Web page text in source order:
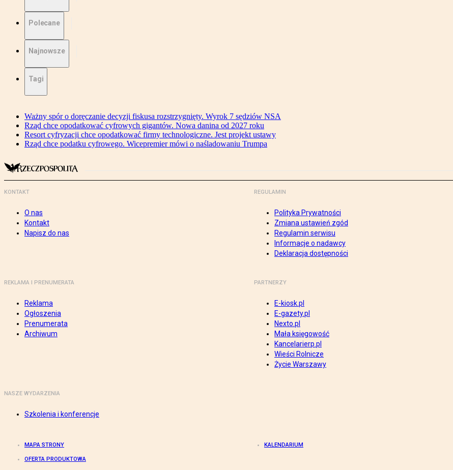
Polecane
Najnowsze
Tagi
Ważny spór o doręczanie decyzji fiskusa rozstrzygnięty. Wyrok 7 sędziów NSA
Rząd chce opodatkować cyfrowych gigantów. Nowa danina od 2027 roku
Resort cyfryzacji chce opodatkować firmy technologiczne. Jest projekt ustawy
Rząd chce podatku cyfrowego. Wicepremier mówi o naśladowaniu Trumpa
KONTAKT
O nas
Kontakt
Napisz do nas
REGULAMIN
Polityka Prywatności
Zmiana ustawień zgód
Regulamin serwisu
Informacje o nadawcy
Deklaracja dostępności
REKLAMA I PRENUMERATA
Reklama
Ogłoszenia
Prenumerata
Archiwum
PARTNERZY
E-kiosk.pl
E-gazety.pl
Nexto.pl
Mała księgowość
Kancelarierp.pl
Wieści Rolnicze
Życie Warszawy
NASZE WYDARZENIA
Szkolenia i konferencje
MAPA STRONY KALENDARIUM
OFERTA PRODUKTOWA